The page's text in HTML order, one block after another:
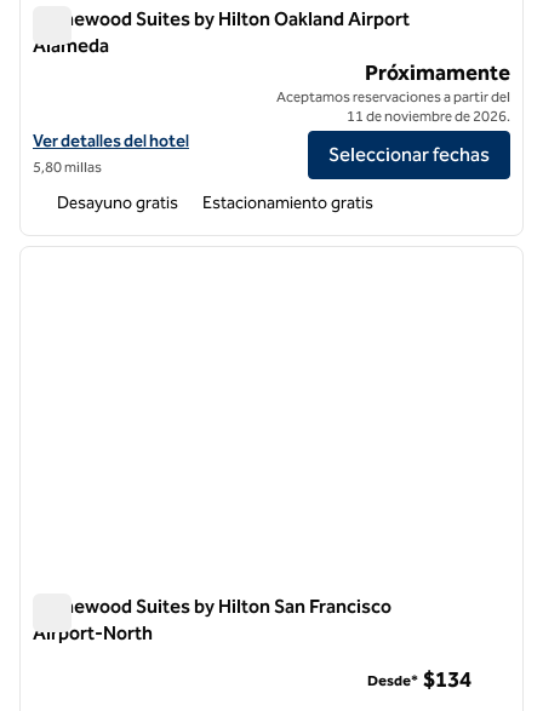
Homewood Suites by Hilton Oakland Airport
Alameda
Homewood Suites by Hilton Oakland Airport Alameda
Ver detalles del hotel Homewood Suites by Hilton Oakland Airport
Ver detalles del hotel
5,80 millas
Próximamente
Aceptamos reservaciones a partir del
11 de noviembre de 2026.
Seleccionar fechas
Desayuno gratis Estacionamiento gratis
1 de 12
Homewood Suites by Hilton San Francisco
Airport-North
Desde* $134